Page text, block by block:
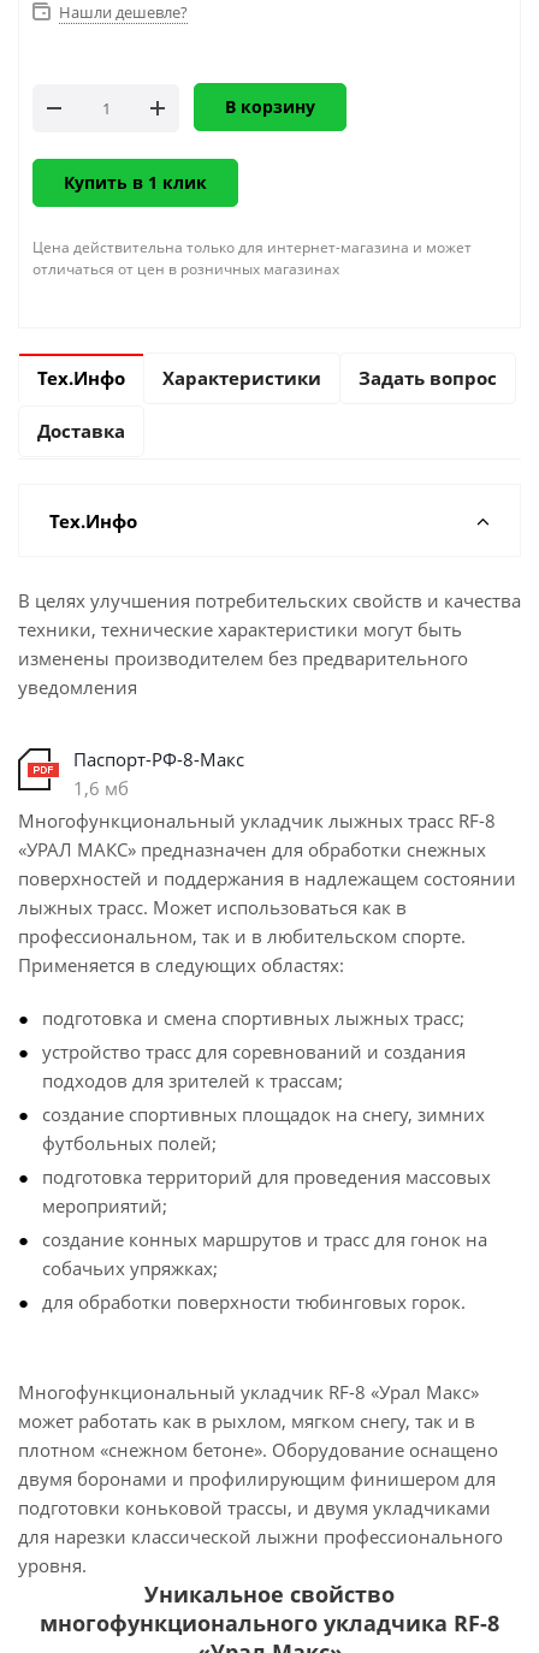
Нашли дешевле?
В корзину
Купить в 1 клик
Цена действительна только для интернет-магазина и может
отличаться от цен в розничных магазинах
Тех.Инфо Характеристики Задать вопрос
Доставка
Тех.Инфо
В целях улучшения потребительских свойств и качества
техники, технические характеристики могут быть
изменены производителем без предварительного
уведомления
Паспорт-РФ-8-Макс
1,6 мб
Многофункциональный укладчик лыжных трасс RF-8
«УРАЛ МАКС» предназначен для обработки снежных
поверхностей и поддержания в надлежащем состоянии
лыжных трасс. Может использоваться как в
профессиональном, так и в любительском спорте.
Применяется в следующих областях:
подготовка и смена спортивных лыжных трасс;
устройство трасс для соревнований и создания
подходов для зрителей к трассам;
создание спортивных площадок на снегу, зимних
футбольных полей;
подготовка территорий для проведения массовых
мероприятий;
создание конных маршрутов и трасс для гонок на
собачьих упряжках;
для обработки поверхности тюбинговых горок.
Многофункциональный укладчик RF-8 «Урал Макс»
может работать как в рыхлом, мягком снегу, так и в
плотном «снежном бетоне». Оборудование оснащено
двумя боронами и профилирующим финишером для
подготовки коньковой трассы, и двумя укладчиками
для нарезки классической лыжни профессионального
уровня.
Уникальное свойство
многофункционального укладчика RF-8